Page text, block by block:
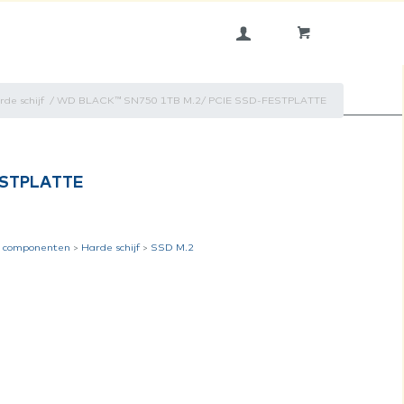
schijf / WD BLACK™ SN750 1TB M.2/ PCIE SSD-FESTPLATTE
componenten > Harde schijf> SSD M.2